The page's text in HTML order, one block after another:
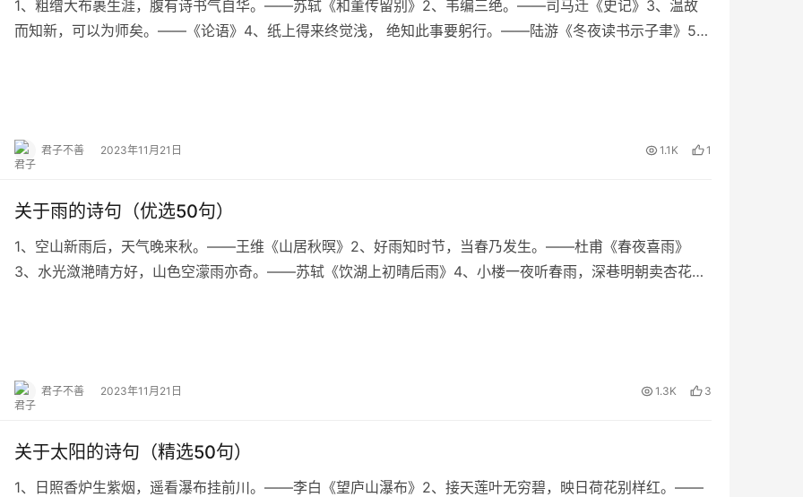
1、粗缯大布裹生涯，腹有诗书气自华。——苏轼《和董传留别》2、韦编三绝。——司马迁《史记》3、温故
而知新，可以为师矣。——《论语》4、纸上得来终觉浅， 绝知此事要躬行。——陆游《冬夜读书示子聿》5、
君子不善 2023年11月21日 1.1K 1
关于雨的诗句（优选50句）
1、空山新雨后，天气晚来秋。——王维《山居秋暝》2、好雨知时节，当春乃发生。——杜甫《春夜喜雨》
3、水光潋滟晴方好，山色空濛雨亦奇。——苏轼《饮湖上初晴后雨》4、小楼一夜听春雨，深巷明朝卖杏花。
君子不善 2023年11月21日 1.3K 3
关于太阳的诗句（精选50句）
1、日照香炉生紫烟，遥看瀑布挂前川。——李白《望庐山瀑布》2、接天莲叶无穷碧，映日荷花别样红。——